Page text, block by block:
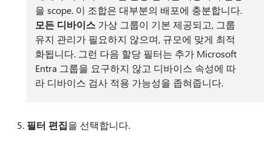
을 scope. 이 조합은 대부분의 배포에 충분합니다.
모든 디바이스가상 그룹이 기본 제공되고, 그룹
유지 관리가 필요하지 않으며, 규모에 맞게 최적
화됩니다. 그런 다음 할당 필터는 추가 Microsoft
Entra 그룹을 요구하지 않고 디바이스 속성에 따
라 디바이스 검사 적용 가능성을 좁혀줍니다.
필터 편집을 선택합니다.